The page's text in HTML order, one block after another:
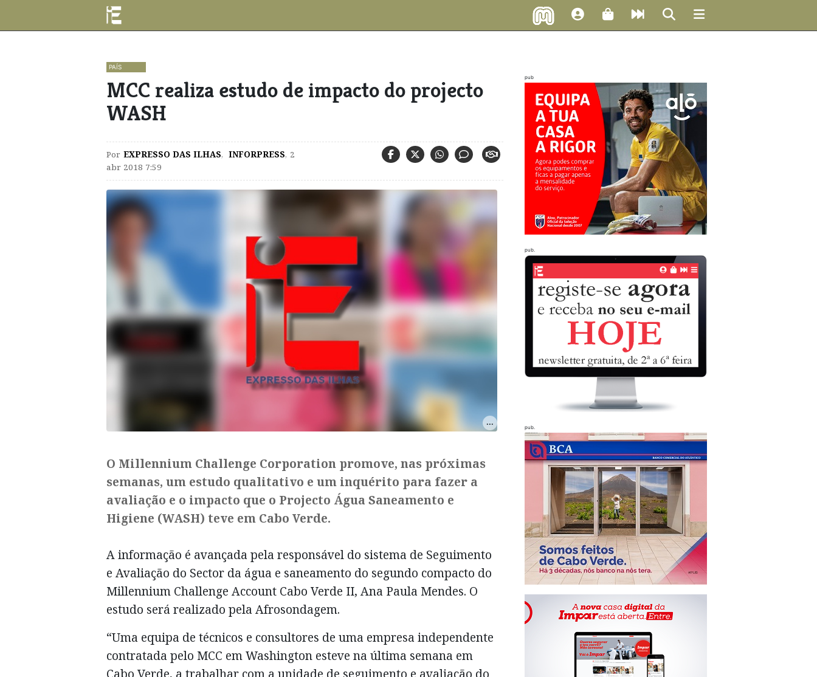
PAÍS
MCC realiza estudo de impacto do projecto
WASH
Por EXPRESSO DAS ILHAS, INFORPRESS, 2
abr 2018 7:59
​O Millennium Challenge Corporation promove, nas próximas
semanas, um estudo qualitativo e um inquérito para fazer a
avaliação e o impacto que o Projecto Água Saneamento e
Higiene (WASH) teve em Cabo Verde.
A informação é avançada pela responsável do sistema de Seguimento
e Avaliação do Sector da água e saneamento do segundo compacto do
Millennium Challenge Account Cabo Verde II, Ana Paula Mendes. O
estudo será realizado pela Afrosondagem.
“Uma equipa de técnicos e consultores de uma empresa independente
contratada pelo MCC em Washington esteve na última semana em
Cabo Verde, a trabalhar com a unidade de seguimento e avaliação do
pub
pub.
pub.